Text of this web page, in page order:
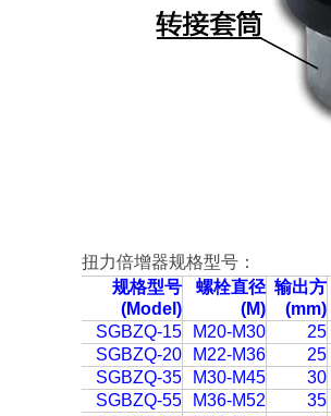
扭力倍增器规格型号：
规格型号
(Model)
螺栓直径
(M)
输出方
(mm)
SGBZQ-15
M20-M30 25
SGBZQ-20
M22-M36 25
SGBZQ-35
M30-M45 30
SGBZQ-55
M36-M52 35